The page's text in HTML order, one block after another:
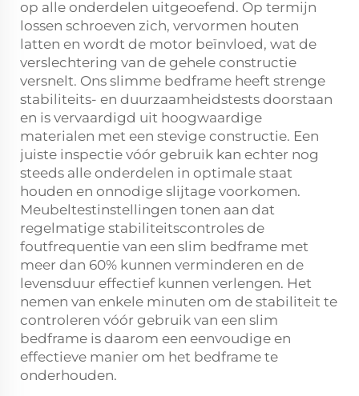
op alle onderdelen uitgeoefend. Op termijn
lossen schroeven zich, vervormen houten
latten en wordt de motor beïnvloed, wat de
verslechtering van de gehele constructie
versnelt. Ons slimme bedframe heeft strenge
stabiliteits- en duurzaamheidstests doorstaan
en is vervaardigd uit hoogwaardige
materialen met een stevige constructie. Een
juiste inspectie vóór gebruik kan echter nog
steeds alle onderdelen in optimale staat
houden en onnodige slijtage voorkomen.
Meubeltestinstellingen tonen aan dat
regelmatige stabiliteitscontroles de
foutfrequentie van een slim bedframe met
meer dan 60% kunnen verminderen en de
levensduur effectief kunnen verlengen. Het
nemen van enkele minuten om de stabiliteit te
controleren vóór gebruik van een slim
bedframe is daarom een eenvoudige en
effectieve manier om het bedframe te
onderhouden.